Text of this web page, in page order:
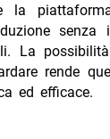
la
senza
La
rende
ed efficace.